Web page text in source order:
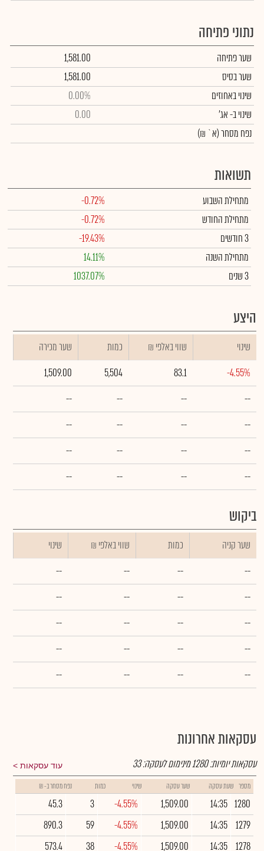
נתוני פתיחה
שער פתיחה
1,581.00
שער בסיס
1,581.00
שינוי באחוזים
0.00%
שינויב- אג'
0.00
נפח מסחר(א` ₪)
תשואות
מתחילת השבוע
-0.72%
מתחילת החודש
-0.72%
3 חודשים
-19.43%
מתחילת השנה
14.11%
3 שנים
1037.07%
היצע
שינוי ₪ שווי באלפי כמות
שער מכירה
-4.55%
83.1
5,504
1,509.00
--
--
--
--
--
--
--
--
--
--
--
--
--
--
--
--
ביקוש
שער קניה כמות ₪ שווי באלפי
שינוי
--
--
--
--
--
--
--
--
--
--
--
--
--
--
--
--
--
--
--
--
עסקאות אחרונות
עוד עסקאות עסקאות יומיות:1280מינימום לעסקה:33
מספר שעת עסקה שער עסקה שינוי כמות נפח מסחר ב- ₪
1280
14:35
1,509.00
-4.55%
3
45.3
1279
14:35
1,509.00
-4.55%
59
890.3
1278
14:35
1,509.00
-4.55%
38
573.4